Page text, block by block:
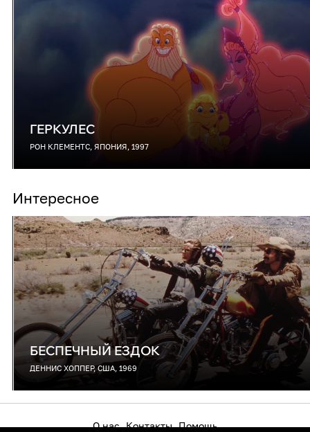
ГЕРКУЛЕС
РОН КЛЕМЕНТС, ЯПОНИЯ, 1997
Интересное
БЕСПЕЧНЫЙ ЕЗДОК
ДЕННИС ХОППЕР, США, 1969
О нас Контакты Помощь